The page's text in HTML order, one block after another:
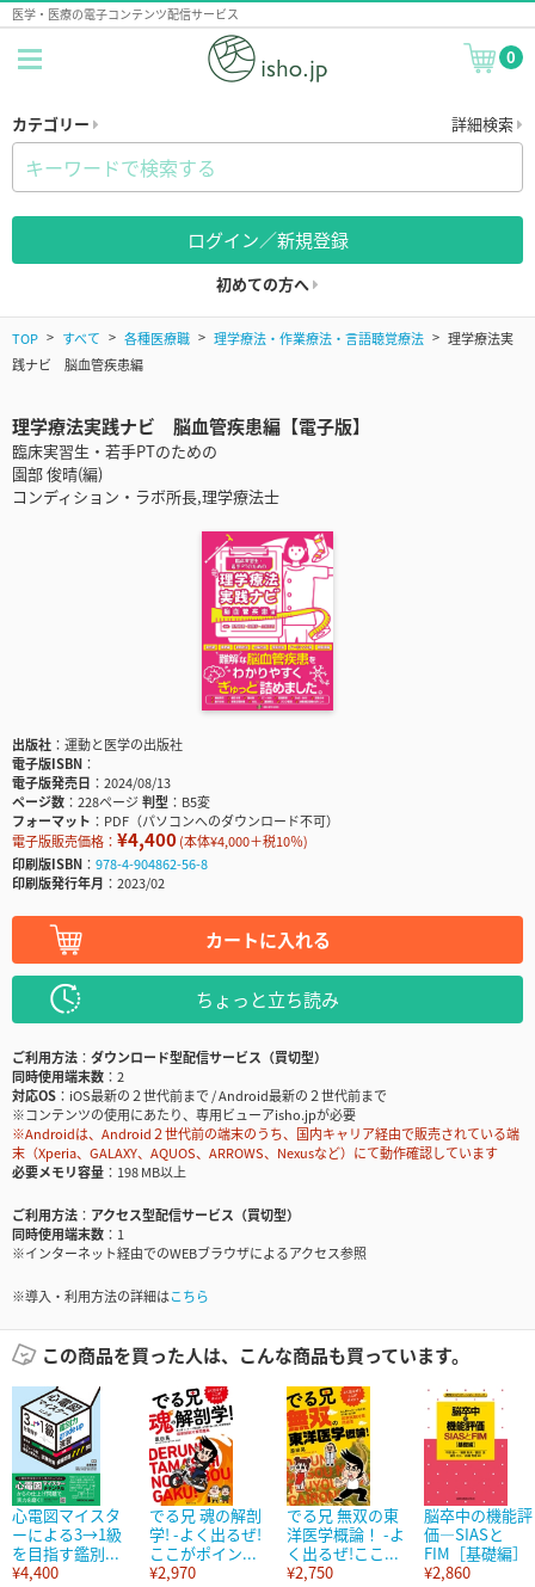
医学・医療の電子コンテンツ配信サービス
0
カテゴリー 詳細検索
ログイン／新規登録
初めての方へ
TOP すべて 各種医療職 理学療法・作業療法・言語聴覚療法
理学療法実
践ナビ 脳血管疾患編
理学療法実践ナビ 脳血管疾患編【電子版】
臨床実習生・若手PTのための
園部 俊晴(編)
コンディション・ラボ所長,理学療法士
出版社
運動と医学の出版社
電子版ISBN
電子版発売日
2024/08/13
ページ数
228ページ判型
B5変
フォーマット
PDF（パソコンへのダウンロード不可）
電子版販売価格： ¥4,400(本体¥4,000＋税10％)
印刷版ISBN
978-4-904862-56-8
印刷版発行年月
2023/02
カートに入れる
ちょっと立ち読み
ご利用方法
ダウンロード型配信サービス（買切型）
同時使用端末数
2
対応OS
iOS最新の２世代前まで / Android最新の２世代前まで
※コンテンツの使用にあたり、専用ビューアisho.jpが必要
※Androidは、Android２世代前の端末のうち、国内キャリア経由で販売されている端
末（Xperia、GALAXY、AQUOS、ARROWS、Nexusなど）にて動作確認しています
必要メモリ容量
198 MB以上
ご利用方法
アクセス型配信サービス（買切型）
同時使用端末数
1
※インターネット経由でのWEBブラウザによるアクセス参照
※導入・利用方法の詳細はこちら
この商品を買った人は、こんな商品も買っています。
心電図マイスタ
ーによる3→1級
を目指す鑑別...
¥4,400
でる兄 魂の解剖
学! -よく出るぜ!
ここがポイン...
¥2,970
でる兄 無双の東
洋医学概論！ -よ
く出るぜ!ここ...
¥2,750
脳卒中の機能評
価―SIASと
FIM［基礎編］
¥2,860